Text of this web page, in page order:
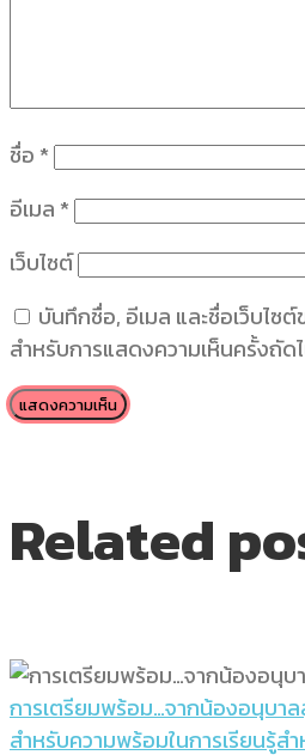
ชื่อ *
อีเมล *
เว็บไซต์
บันทึกชื่อ, อีเมล และชื่อเว็บไซ
สำหรับการแสดงความเห็นครั้งถัด
Related
การเตรียมพร้อม…จากน้องอนุบา
สำหรับความพร้อมในการเรียนรู้ส